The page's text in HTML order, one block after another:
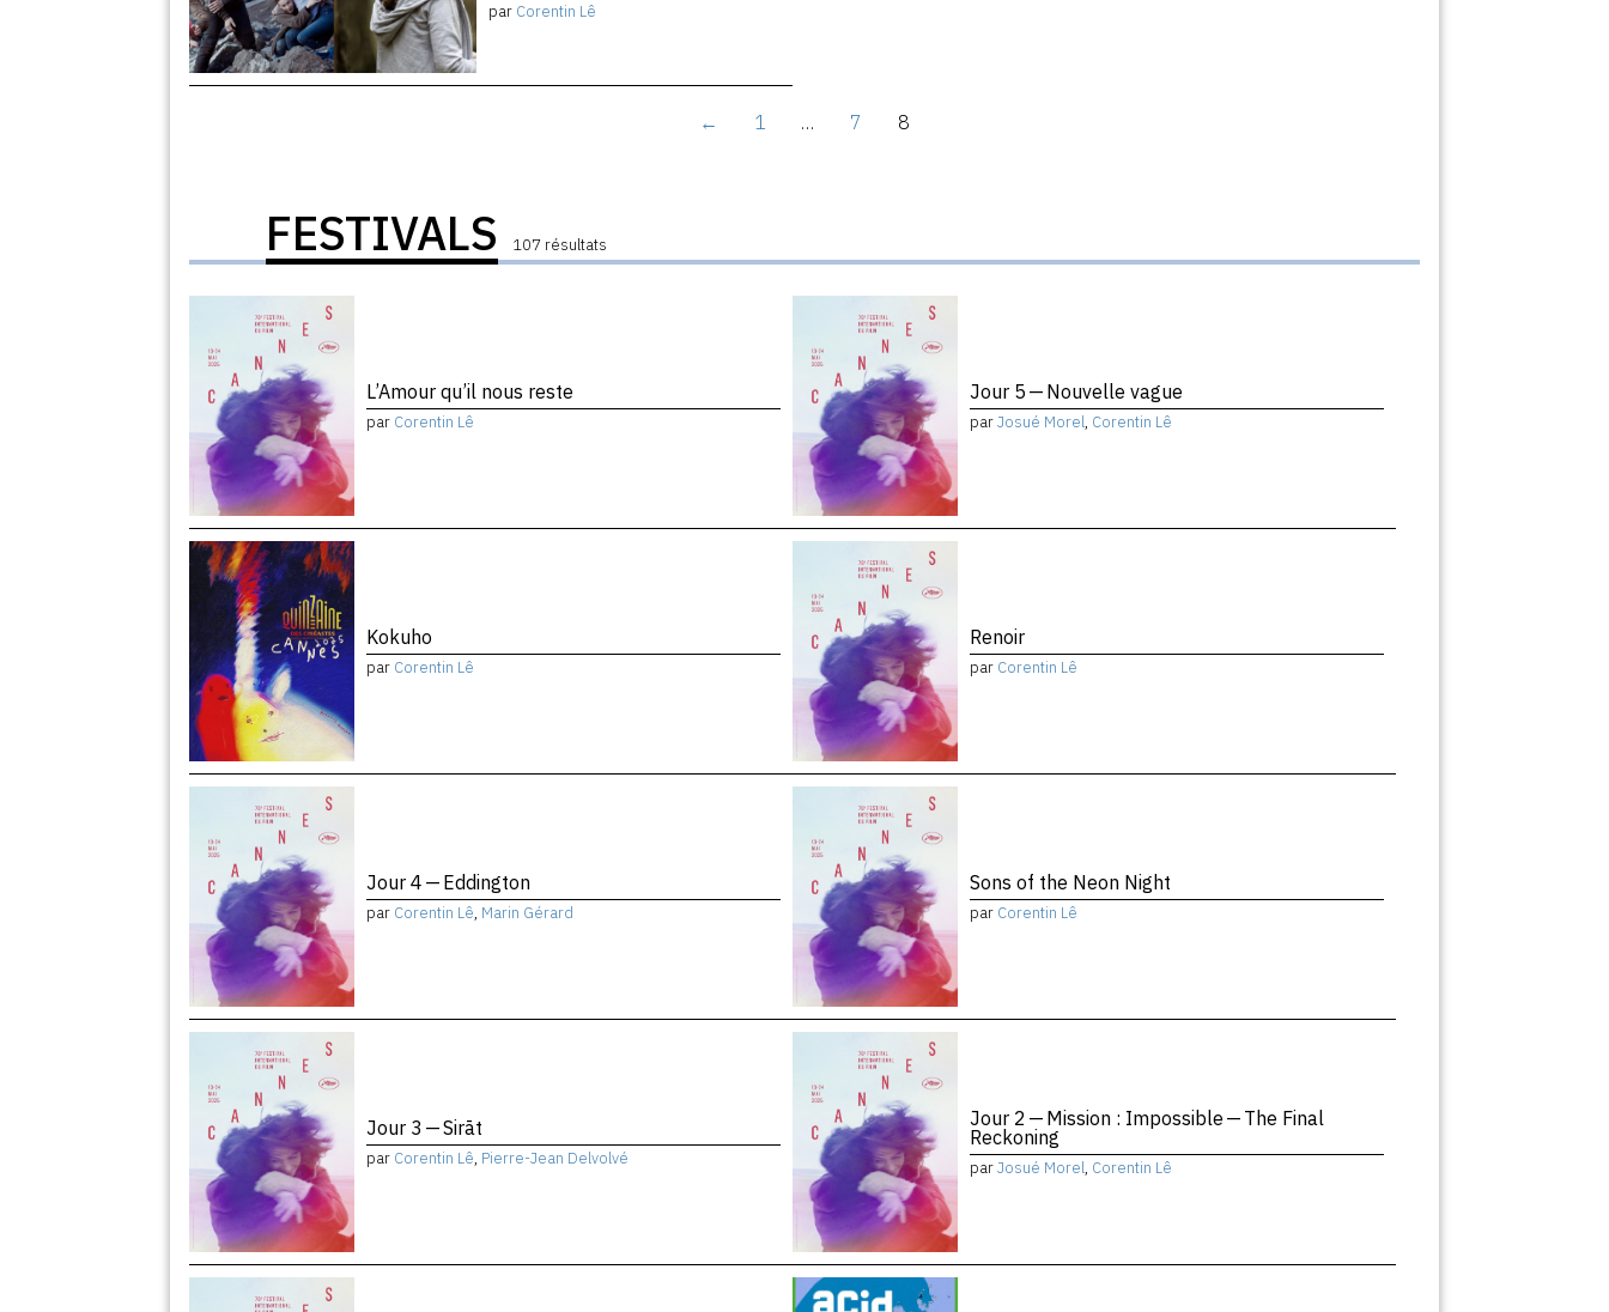
par Corentin Lê
← 1 … 7 8
FESTIVALS 107 résultats
L’Amour qu’il nous reste
par Corentin Lê
Jour 5 — Nouvelle vague
parJosué Morel, Corentin Lê
Kokuho
par Corentin Lê
Renoir
par Corentin Lê
Jour 4 — Eddington
par Corentin Lê, Marin Gérard
Sons of the Neon Night
par Corentin Lê
Jour 3 — Sirāt
par Corentin Lê, Pierre-Jean Delvolvé
Jour 2 — Mission : Impossible — The Final
Reckoning
parJosué Morel, Corentin Lê